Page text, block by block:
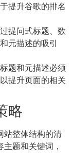
提升谷歌的排名
提问式标题、数
元描述的吸引
题和元描述必须
提升页面的相关
略
站整体结构的清
题和关键词，